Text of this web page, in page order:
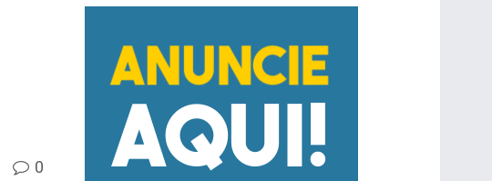
0